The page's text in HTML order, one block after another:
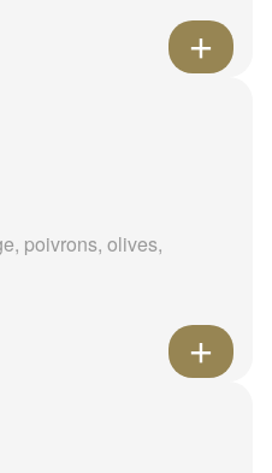
poivrons, olives,